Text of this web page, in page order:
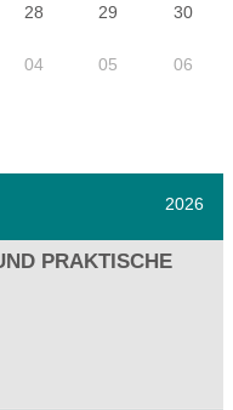
28 29 30
04 05 06
2026
PRAKTISCHE